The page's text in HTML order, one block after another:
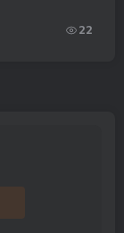
22